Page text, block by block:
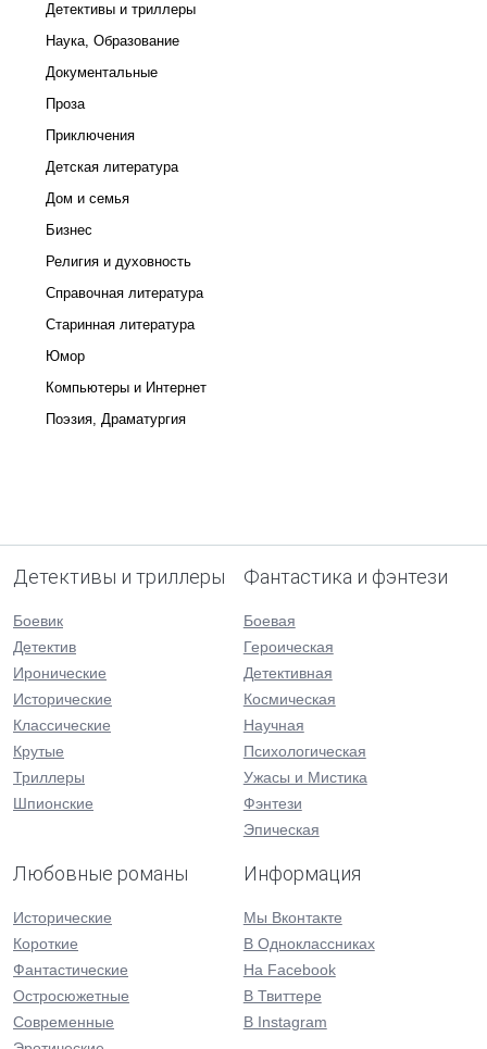
Детективы и триллеры
Наука, Образование
Документальные
Проза
Приключения
Детская литература
Дом и семья
Бизнес
Религия и духовность
Справочная литература
Старинная литература
Юмор
Компьютеры и Интернет
Поэзия, Драматургия
Детективы и триллеры
Боевик
Детектив
Иронические
Исторические
Классические
Крутые
Триллеры
Шпионские
Фантастика и фэнтези
Боевая
Героическая
Детективная
Космическая
Научная
Психологическая
Ужасы и Мистика
Фэнтези
Эпическая
Любовные романы
Исторические
Короткие
Фантастические
Остросюжетные
Современные
Информация
Мы Вконтакте
В Одноклассниках
На Facebook
В Твиттере
В Instagram